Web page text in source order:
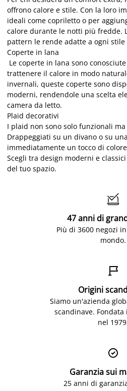
offrono calore e stile. Con la loro
ideali come copriletto o per
calore durante le notti più fredde.
pattern le rende adatte a ogni
Coperte in lana
Le coperte in lana sono
trattenere il calore in modo
invernali, queste coperte sono
moderni, rendendole una scelta
camera da letto.
Plaid decorativi
I plaid non sono solo funzionali
Drappeggiati su un divano o su
immediatamente un tocco di
Scegli tra design moderni e
del tuo spazio.

47 anni di
Più di 3600 negozi
mondo.

Origini
Siamo un'azienda
scandinave. Fondata
nel

Garanzia sui
25 anni di